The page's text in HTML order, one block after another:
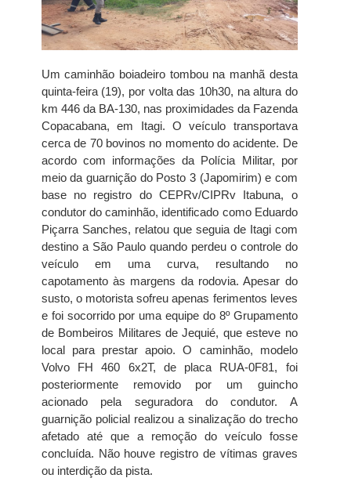
Um caminhão boiadeiro tombou na manhã desta
quinta-feira (19), por volta das 10h30, na altura do
km 446 da BA-130, nas proximidades da Fazenda
Copacabana, em Itagi. O veículo transportava
cerca de 70 bovinos no momento do acidente. De
acordo com informações da Polícia Militar, por
meio da guarnição do Posto 3 (Japomirim) e com
base no registro do CEPRv/CIPRv Itabuna, o
condutor do caminhão, identificado como Eduardo
Piçarra Sanches, relatou que seguia de Itagi com
destino a São Paulo quando perdeu o controle do
veículo em uma curva, resultando no
capotamento às margens da rodovia. Apesar do
susto, o motorista sofreu apenas ferimentos leves
e foi socorrido por uma equipe do 8º Grupamento
de Bombeiros Militares de Jequié, que esteve no
local para prestar apoio. O caminhão, modelo
Volvo FH 460 6x2T, de placa RUA-0F81, foi
posteriormente removido por um guincho
acionado pela seguradora do condutor. A
guarnição policial realizou a sinalização do trecho
afetado até que a remoção do veículo fosse
concluída. Não houve registro de vítimas graves
ou interdição da pista.